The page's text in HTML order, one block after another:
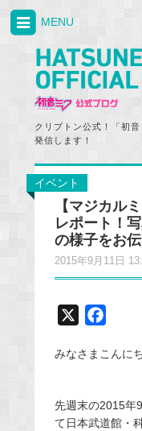
クリプトン公式！「初
発信します！
MENU
イベント
【マジカル
レポート！
の様子をお
2015年9月11日
c
b
o
みなさまこんに
先週末の2015年
て日本武道館・